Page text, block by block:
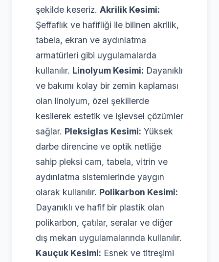
şekilde keseriz. Akrilik Kesimi:
Şeffaflık ve hafifliği ile bilinen akrilik,
tabela, ekran ve aydınlatma
armatürleri gibi uygulamalarda
kullanılır. Linolyum Kesimi: Dayanıklı
ve bakımı kolay bir zemin kaplaması
olan linolyum, özel şekillerde
kesilerek estetik ve işlevsel çözümler
sağlar. Pleksiglas Kesimi: Yüksek
darbe direncine ve optik netliğe
sahip pleksi cam, tabela, vitrin ve
aydınlatma sistemlerinde yaygın
olarak kullanılır. Polikarbon Kesimi:
Dayanıklı ve hafif bir plastik olan
polikarbon, çatılar, seralar ve diğer
dış mekan uygulamalarında kullanılır.
Kauçuk Kesimi: Esnek ve titreşimi